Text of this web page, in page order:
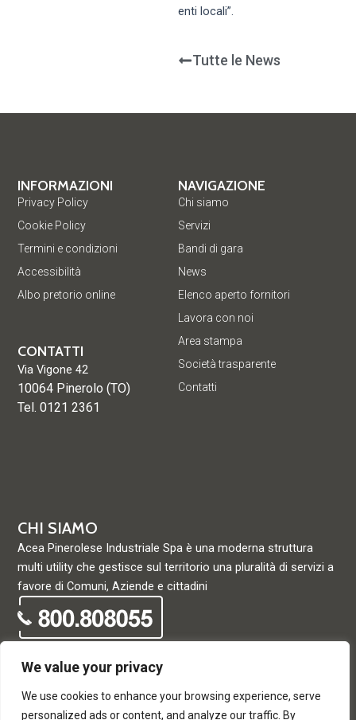
We value your privacy
We use cookies to enhance your browsing experience, serve
personalized ads or content, and analyze our traffic. By
enti locali”.
Tutte le News
CHI SIAMO
Acea Pinerolese Industriale Spa è una moderna struttura
multi utility che gestisce sul territorio una pluralità di servizi a
favore di Comuni, Aziende e cittadini
NAVIGAZIONE
Chi siamo
Servizi
Bandi di gara
News
Elenco aperto fornitori
Lavora con noi
Area stampa
Società trasparente
Contatti
INFORMAZIONI
Privacy Policy
Cookie Policy
Termini e condizioni
Accessibilità
Albo pretorio online
CONTATTI
Via Vigone 42
10064 Pinerolo (TO)
Tel. 0121 2361
© Acea Pinerolese Industriale S.p.a. – Tutti i diritti riservati. Via